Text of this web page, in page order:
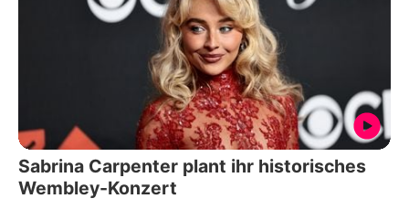
Sabrina Carpenter plant ihr historisches
Wembley-Konzert